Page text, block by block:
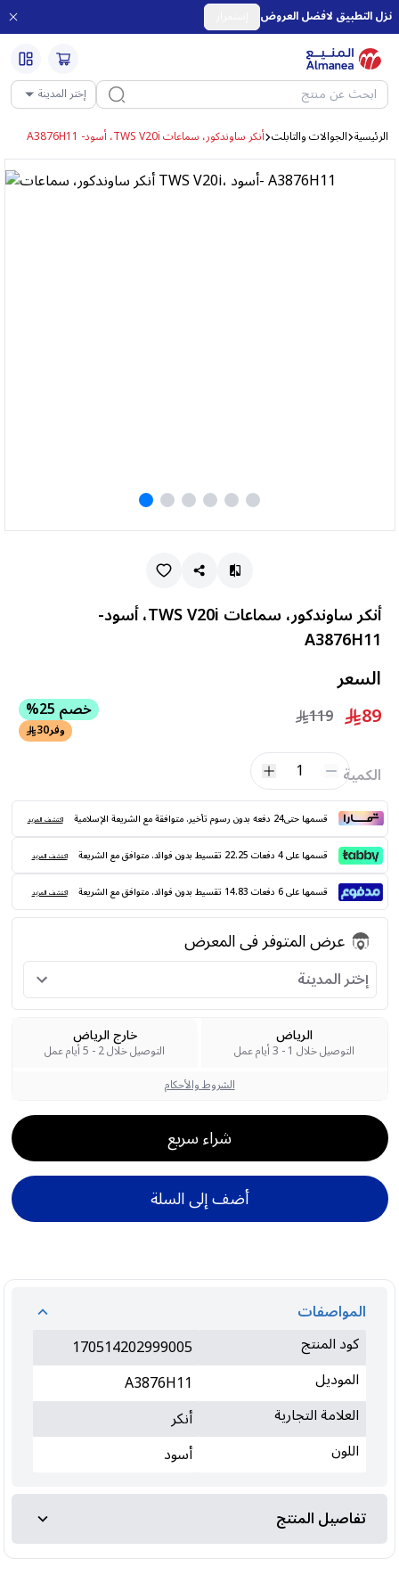
نزل التطبيق لافضل العروض
إختر المدينة
الرئيسية الجوالات والتابلت أنكر ساوندكور، سماعات TWS V20i، أسود- A3876H11
أنكر ساوندكور، سماعات TWS V20i، أسود-
A3876H11
السعر
89
119 خصم 25%
وفر30
الكمية 1
قسمها حتى24 دفعه بدون رسوم تأخير. متوافقة مع الشريعة الإسلامية اكتشف المزيد
قسمها على 4 دفعات 22.25 تقسيط بدون فوائد. متوافق مع الشريعة اكتشف المزيد
قسمها على 6 دفعات 14.83 تقسيط بدون فوائد. متوافق مع الشريعة اكتشف المزيد
عرض المتوفر فى المعرض
إختر المدينة
الرياض
التوصيل خلال 1 - 3 أيام عمل
خارج الرياض
التوصيل خلال 2 - 5 أيام عمل
الشروط والأحكام
شراء سريع
أضف إلى السلة
المواصفات
كود المنتج
170514202999005
الموديل
A3876H11
العلامة التجارية
أنكر
اللون
أسود
تفاصيل المنتج